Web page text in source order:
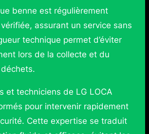
benne est régulièrement
assurant un service sans
technique permet d’éviter
lors de la collecte et du
et techniciens de LG LOCA
pour intervenir rapidement
Cette expertise se traduit